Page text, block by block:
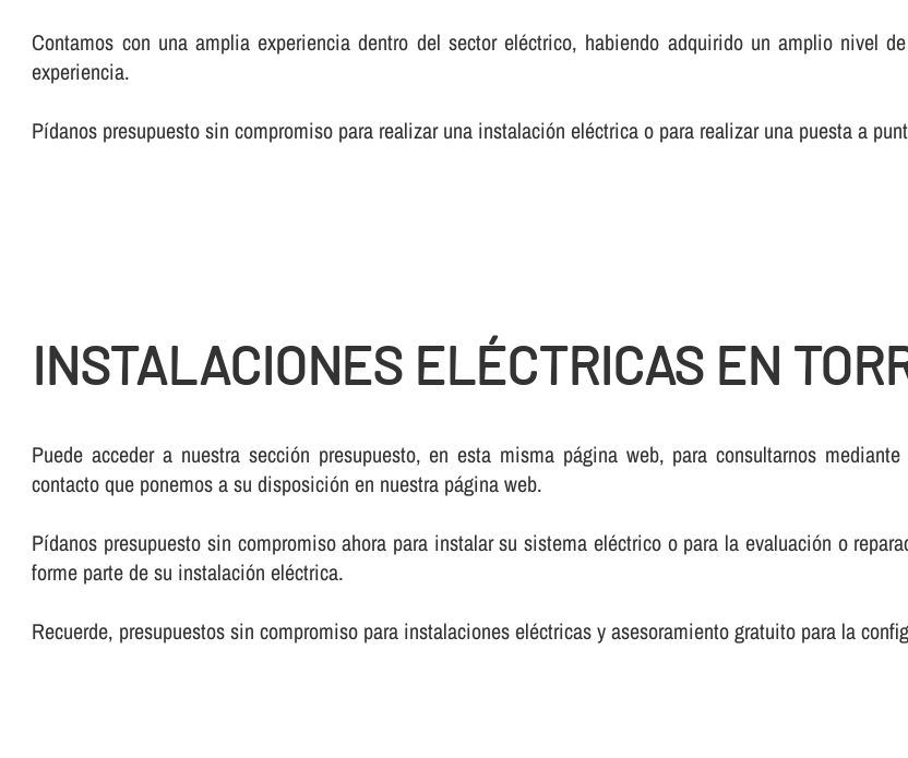
Contamos con una amplia experiencia dentro del sector eléctrico, habiendo adquirido un amplio nivel
experiencia.
Pí­danos presupuesto sin compromiso para realizar una instalación eléctrica o para realizar una puesta a
INSTALACIONES ELÉCTRICAS EN
Puede acceder a nuestra sección presupuesto, en esta misma página web, para consultarnos
contacto que ponemos a su disposición en nuestra página web.
Pí­danos presupuesto sin compromiso ahora para instalar su sistema eléctrico o para la evaluación o
forme parte de su instalación eléctrica.
Recuerde, presupuestos sin compromiso para instalaciones eléctricas y asesoramiento gratuito para la